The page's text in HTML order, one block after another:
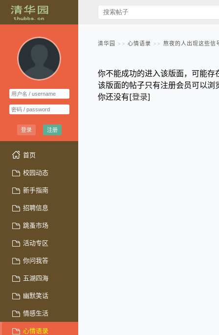
登录 注册
首页
校园动态
新手指南
招聘信息
跳蚤市场
活动专区
你问我答
五湖四海
幽默笑话
情感生活
心情语录
清华园 心情语录 熬夜的人出现这些信
你不能成功的进入该版面，可能存
该版面的帖子只有注册会员可以浏
你还没有[登录]